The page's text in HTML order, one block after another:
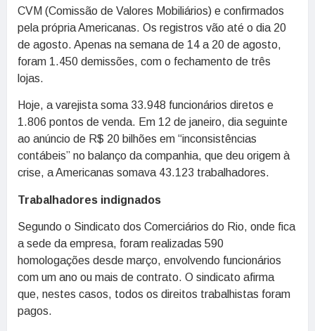
CVM (Comissão de Valores Mobiliários) e confirmados
pela própria Americanas. Os registros vão até o dia 20
de agosto. Apenas na semana de 14 a 20 de agosto,
foram 1.450 demissões, com o fechamento de três
lojas.
Hoje, a varejista soma 33.948 funcionários diretos e
1.806 pontos de venda. Em 12 de janeiro, dia seguinte
ao anúncio de R$ 20 bilhões em “inconsistências
contábeis” no balanço da companhia, que deu origem à
crise, a Americanas somava 43.123 trabalhadores.
Trabalhadores indignados
Segundo o Sindicato dos Comerciários do Rio, onde fica
a sede da empresa, foram realizadas 590
homologações desde março, envolvendo funcionários
com um ano ou mais de contrato. O sindicato afirma
que, nestes casos, todos os direitos trabalhistas foram
pagos.